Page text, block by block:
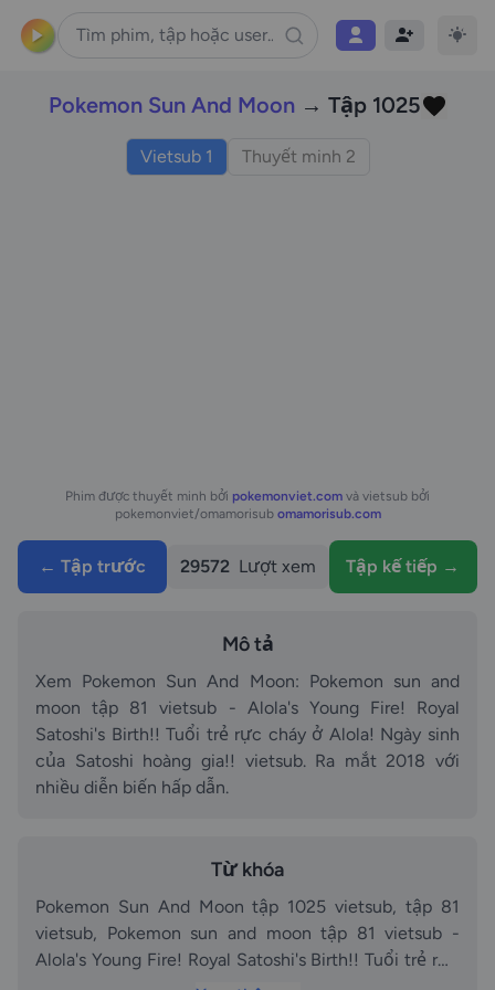
Pokemon Sun And Moon→ Tập 1025
Vietsub 1 Thuyết minh 2
Phim được thuyết minh bởi pokemonviet.com và vietsub bởi
pokemonviet/omamorisub omamorisub.com
← Tập trước 29572 Lượt xem Tập kế tiếp →
Mô tả
Xem Pokemon Sun And Moon: Pokemon sun and
moon tập 81 vietsub - Alola's Young Fire! Royal
Satoshi's Birth!! Tuổi trẻ rực cháy ở Alola! Ngày sinh
của Satoshi hoàng gia!! vietsub. Ra mắt 2018 với
nhiều diễn biến hấp dẫn.
Từ khóa
Pokemon Sun And Moon tập 1025 vietsub, tập 81
vietsub, Pokemon sun and moon tập 81 vietsub -
Alola's Young Fire! Royal Satoshi's Birth!! Tuổi trẻ rực